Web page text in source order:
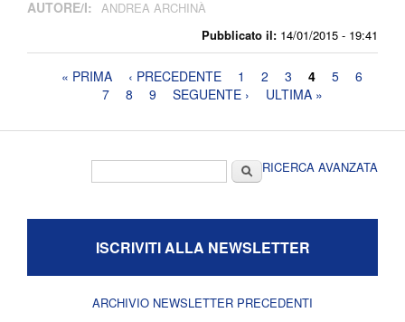
Pubblicato il: 14/01/2015 - 19:41
AUTORE/I: ANDREA ARCHINÀ
Pagine« PRIMA ‹ PRECEDENTE 1 2 3 4 5
6
7
8 9 SEGUENTE › ULTIMA »
CercaRICERCA AVANZATA
ISCRIVITI ALLA NEWSLETTER
ARCHIVIO NEWSLETTER PRECEDENTI